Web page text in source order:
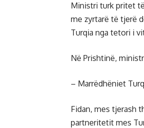
Ministri turk pritet
me zyrtarë të tjerë
Turqia nga tetori i
Në Prishtinë,
– Marrëdhëniet
Fidan, mes tjerash
partneritetit mes